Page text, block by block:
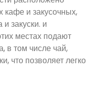
кафе и закусочных,
закуски. и
местах подают
в том числе чай,
что позволяет легко